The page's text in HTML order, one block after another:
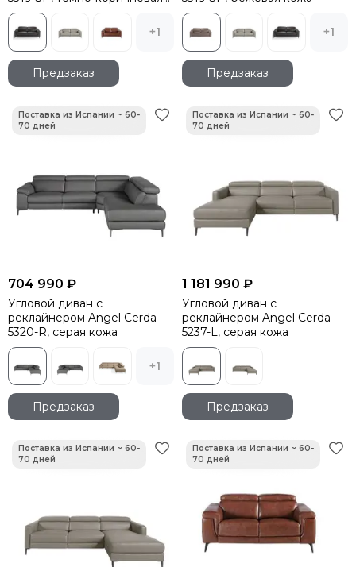
кожа
+1
Предзаказ
+1
Предзаказ
704 990 ₽
Угловой диван с
реклайнером Angel Cerda
5320-R, серая кожа
+1
Предзаказ
1 181 990 ₽
Угловой диван с
реклайнером Angel Cerda
5237-L, серая кожа
Предзаказ